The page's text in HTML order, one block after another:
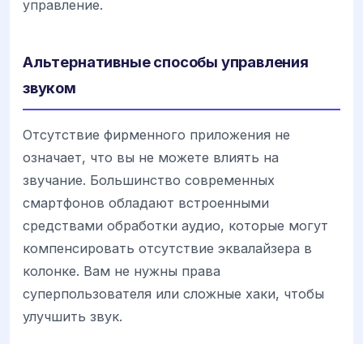
управление.
Альтернативные способы управления
звуком
Отсутствие фирменного приложения не
означает, что вы не можете влиять на
звучание. Большинство современных
смартфонов обладают встроенными
средствами обработки аудио, которые могут
компенсировать отсутствие эквалайзера в
колонке. Вам не нужны права
суперпользователя или сложные хаки, чтобы
улучшить звук.